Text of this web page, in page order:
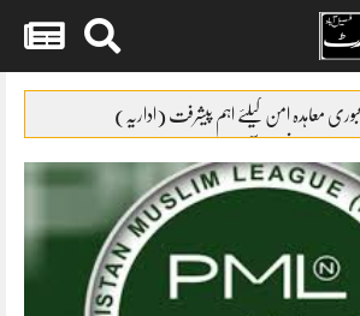
کاری سے خزانے کو نقصان پہنچانے کے معاملے کی
سے بھی بڑا ہو چکا ہے